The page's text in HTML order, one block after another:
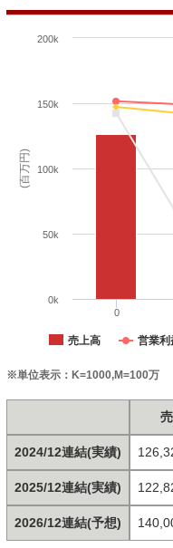
(百万円)
売上高 営業利
0
0k
50k
100k
150k
200k
※単位表示：K=1000,M=100万
2024/12連結(実績)
2025/12連結(実績)
2026/12連結(予想)